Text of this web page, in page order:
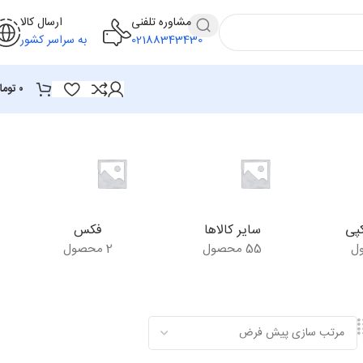
مشاوره تلفنی
02188343430
ارسال کالا
به سراسر کشور
۰
سایر کالاها
55 محصول
فکس
2 محصول